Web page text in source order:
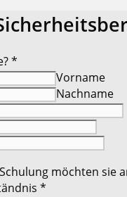
*
Vorname
Nachname
möchten sie
*